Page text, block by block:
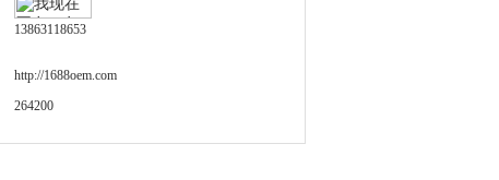
13863118653
http://1688oem.com
264200